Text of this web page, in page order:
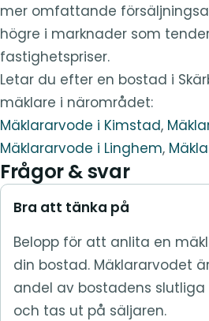
mer omfattande
högre i marknader som
fastighetspriser.
Letar du efter en bostad i
mäklare i närområdet:
Mäklararvode i Kimstad,
Mäklararvode i Linghem,
Frågor & svar
Bra att tänka på
Belopp för att anlita en
din bostad. Mäklararvodet
andel av bostadens slutliga
och tas ut på säljaren.